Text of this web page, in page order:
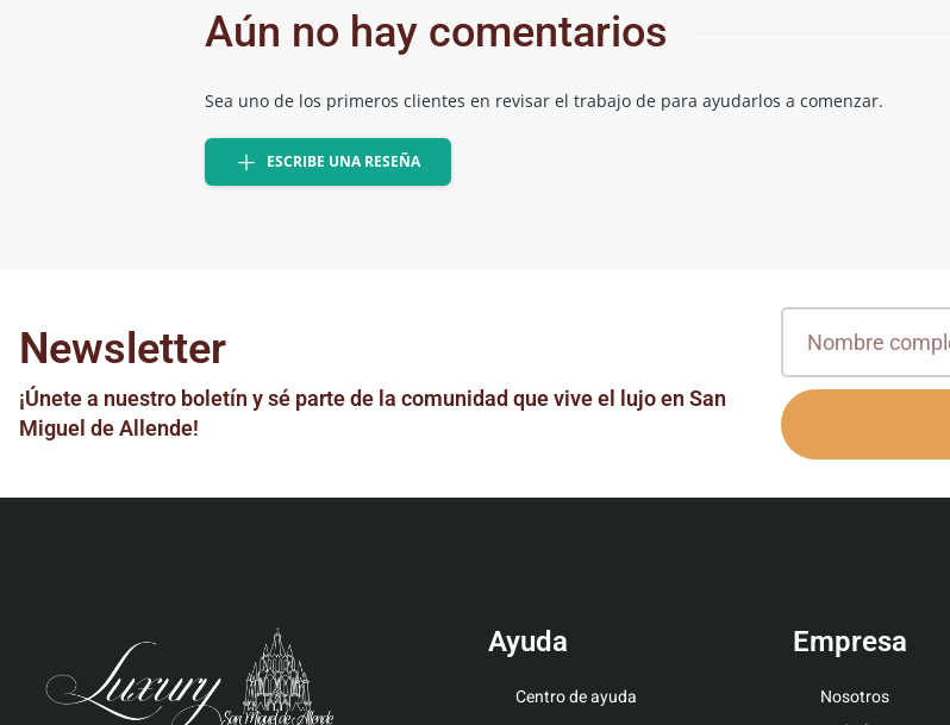
Aún no hay comentarios
Sea uno de los primeros clientes en revisar el trabajo de para ayudarlos a comenzar.
ESCRIBE UNA RESEÑA
Newsletter
¡Únete a nuestro boletín y sé parte de la comunidad que vive el lujo en San
Miguel de Allende!
Ayuda
Centro de ayuda
Empresa
Nosotros